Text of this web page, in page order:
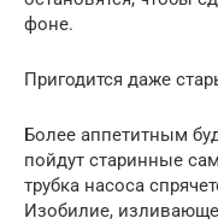
фоне.
Пригодится даже
Более аппетитным
пойдут старинные
трубка насоса
Изобилие,